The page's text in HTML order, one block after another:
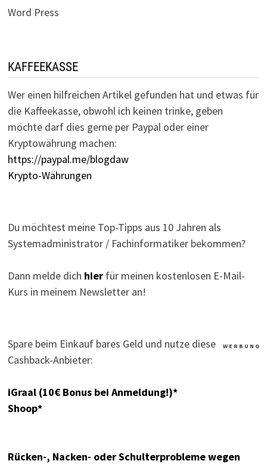
Word Press
KAFFEEKASSE
Wer einen hilfreichen Artikel gefunden hat und etwas für
die Kaffeekasse, obwohl ich keinen trinke, geben
möchte darf dies gerne per Paypal oder einer
Kryptowährung machen:
https://paypal.me/blogdaw
Krypto-Währungen
Du möchtest meine Top-Tipps aus 10 Jahren als
Systemadministrator / Fachinformatiker bekommen?
Dann melde dich hierfür meinen kostenlosen E-Mail-
Kurs in meinem Newsletter an!
W E R B U N G
Spare beim Einkauf bares Geld und nutze diese
Cashback-Anbieter:
iGraal (10€ Bonus bei Anmeldung!)*
Shoop*
Rücken-, Nacken- oder Schulterprobleme wegen